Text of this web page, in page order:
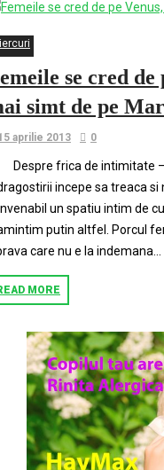
se cred de
simt de pe
aprilie 2013 0
frica de intimitate –
incepe sa treaca
un spatiu intim de
putin altfel. Porcul
care nu e la indemana...
MORE